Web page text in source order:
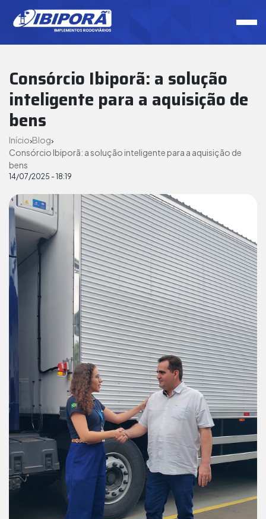
Consórcio Ibiporã: a solução
inteligente para a aquisição de
bens
Início
Blog
Consórcio Ibiporã: a solução inteligente para a aquisição de
bens
14/07/2025 - 18:19